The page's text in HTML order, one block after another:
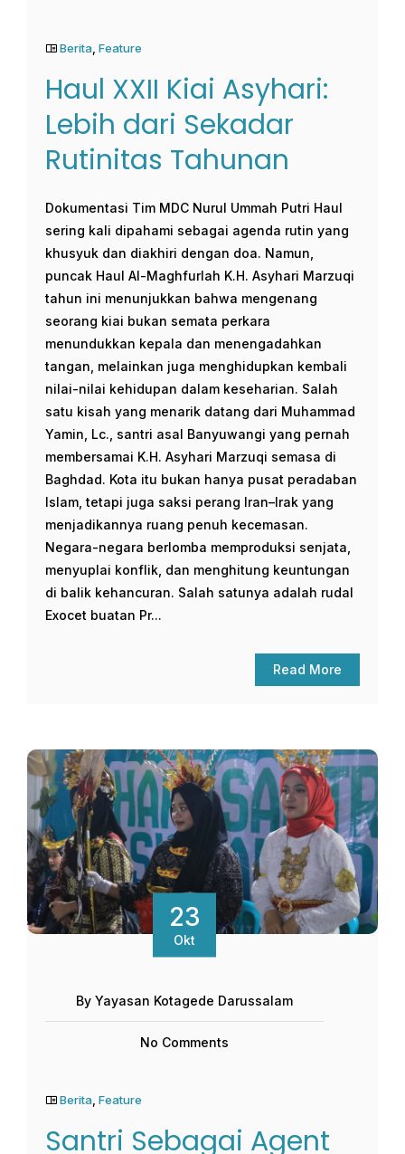
Berita, Feature
Haul XXII Kiai Asyhari:
Lebih dari Sekadar
Rutinitas Tahunan
Dokumentasi Tim MDC Nurul Ummah Putri Haul
sering kali dipahami sebagai agenda rutin yang
khusyuk dan diakhiri dengan doa. Namun,
puncak Haul Al-Maghfurlah K.H. Asyhari Marzuqi
tahun ini menunjukkan bahwa mengenang
seorang kiai bukan semata perkara
menundukkan kepala dan menengadahkan
tangan, melainkan juga menghidupkan kembali
nilai-nilai kehidupan dalam keseharian. Salah
satu kisah yang menarik datang dari Muhammad
Yamin, Lc., santri asal Banyuwangi yang pernah
membersamai K.H. Asyhari Marzuqi semasa di
Baghdad. Kota itu bukan hanya pusat peradaban
Islam, tetapi juga saksi perang Iran–Irak yang
menjadikannya ruang penuh kecemasan.
Negara-negara berlomba memproduksi senjata,
menyuplai konflik, dan menghitung keuntungan
di balik kehancuran. Salah satunya adalah rudal
Exocet buatan Pr...
Read More
23
Okt
By Yayasan Kotagede Darussalam
No Comments
Berita Feature
Santri Sebagai Agent